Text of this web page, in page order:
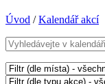
Úvod /Kalendář akcí